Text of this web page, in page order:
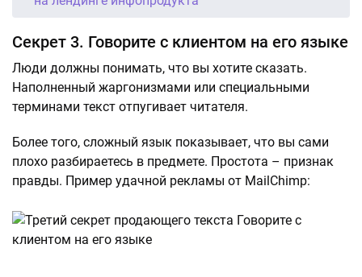
Секрет 3. Говорите с клиентом на его языке
Люди должны понимать, что вы хотите сказать.
Наполненный жаргонизмами или специальными
терминами текст отпугивает читателя.
Более того, сложный язык показывает, что вы сами
плохо разбираетесь в предмете. Простота – признак
правды. Пример удачной рекламы от MailChimp: